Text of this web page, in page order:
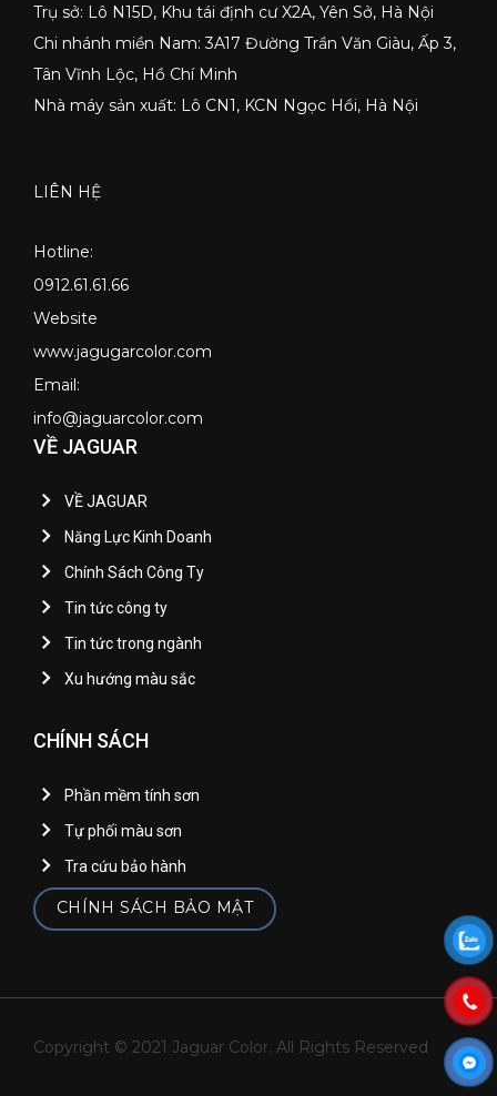
Trụ sở: Lô N15D, Khu tái định cư X2A, Yên Sở, Hà Nội
Chi nhánh miền Nam: 3A17 Đường Trần Văn Giàu, Ấp 3,
Tân Vĩnh Lộc, Hồ Chí Minh
Nhà máy sản xuất: Lô CN1, KCN Ngọc Hồi, Hà Nội
LIÊN HỆ
Hotline:
0912.61.61.66
Website
www.jagugarcolor.com
Email:
info@jaguarcolor.com
VỀ JAGUAR
VỀ JAGUAR
Năng Lực Kinh Doanh
Chính Sách Công Ty
Tin tức công ty
Tin tức trong ngành
Xu hướng màu sắc
CHÍNH SÁCH
Phần mềm tính sơn
Tự phối màu sơn
Tra cứu bảo hành
CHÍNH SÁCH BẢO MẬT
Copyright © 2021 Jaguar Color. All Rights Reserved